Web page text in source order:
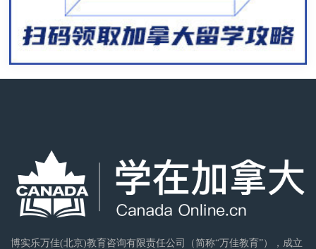
博实乐万佳(北京)教育咨询有限责任公司（简称“万佳教育”），成立